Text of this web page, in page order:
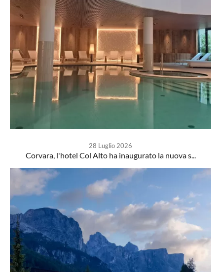
28 Luglio 2026
Corvara, l'hotel Col Alto ha inaugurato la nuova s...